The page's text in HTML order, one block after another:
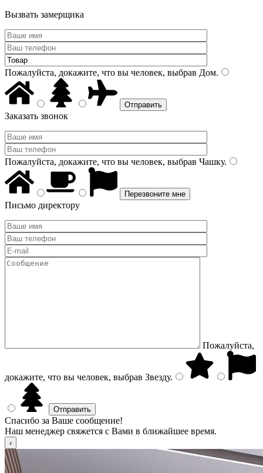
Вызвать замерщика
Пожалуйста, докажите, что вы человек, выбрав Дом.
Заказать звонок
Пожалуйста, докажите, что вы человек, выбрав Чашку.
Письмо директору
Пожалуйста,
докажите, что вы человек, выбрав Звезду.
Спасибо за Ваше сообщение!
Наш менеджер свяжется с Вами в ближайшее время.